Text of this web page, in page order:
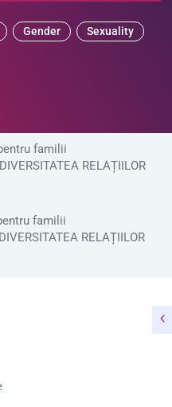
Gender Sexuality
familii
RELAȚIILOR
familii
RELAȚIILOR